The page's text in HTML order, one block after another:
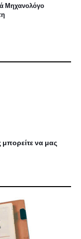
Μηχανολόγο
μπορείτε να μας